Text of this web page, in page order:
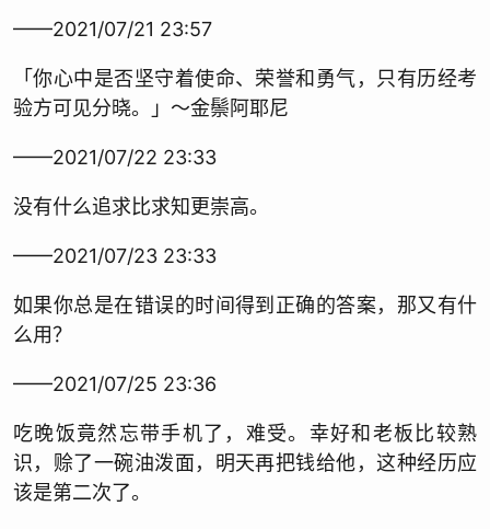
——2021/07/21 23:57
「你心中是否坚守着使命、荣誉和勇气，只有历经考
验方可见分晓。」～金鬃阿耶尼
——2021/07/22 23:33
没有什么追求比求知更崇高。
——2021/07/23 23:33
如果你总是在错误的时间得到正确的答案，那又有什
么用？
——2021/07/25 23:36
吃晚饭竟然忘带手机了，难受。幸好和老板比较熟
识，赊了一碗油泼面，明天再把钱给他，这种经历应
该是第二次了。